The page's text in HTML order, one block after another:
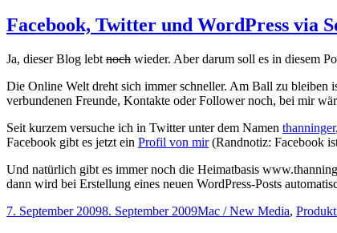
Finder
von
OS
Facebook, Twitter und WordPress via
Ja, dieser Blog lebt noch wieder. Aber darum soll es in diesem
Die Online Welt dreht sich immer schneller. Am Ball zu bleiben
verbundenen Freunde, Kontakte oder Follower noch, bei mir
Seit kurzem versuche ich in Twitter unter dem Namen thanninger
Facebook gibt es jetzt ein Profil von mir(Randnotiz: Facebook
Und natürlich gibt es immer noch die Heimatbasis
dann wird bei Erstellung eines neuen WordPress-Posts
Veröffentlicht
7. September 20098. September 2009Kategorien
Mac / New Media,